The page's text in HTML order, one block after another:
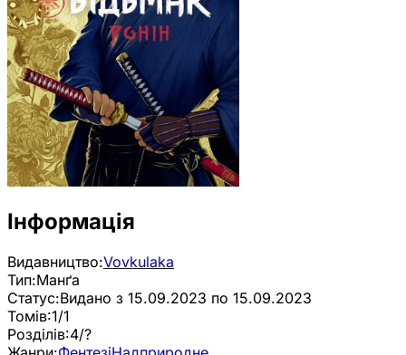
Інформація
Видавництво:Vovkulaka
Тип:Манґа
Статус:Видано з 15.09.2023 по 15.09.2023
Томів:1/1
Розділів:4/?